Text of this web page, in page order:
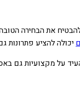
את הבחירה
יכולה להציע פתרונות
על מקצועיות גם